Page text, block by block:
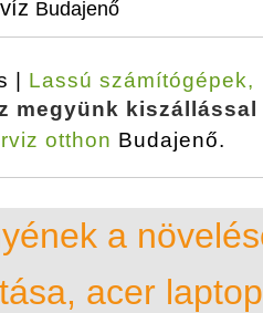
Budajenő
| Lassú számítógépek,
megyünk kiszállással
otthon Budajenő.
a
acer laptop